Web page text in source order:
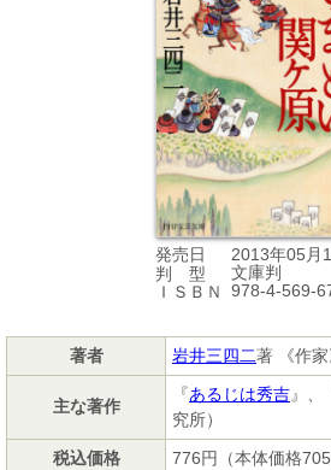
発売日
2013年05月
判 型
文庫判
ＩＳＢＮ
978-4-569-
著者 岩井三四二著 《作家
主な著作
『あるじは秀吉』、
究所）
税込価格
776円（本体価格705